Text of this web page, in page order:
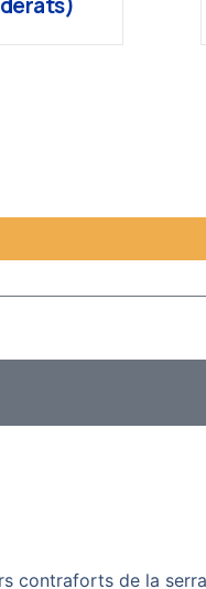
contraforts de la